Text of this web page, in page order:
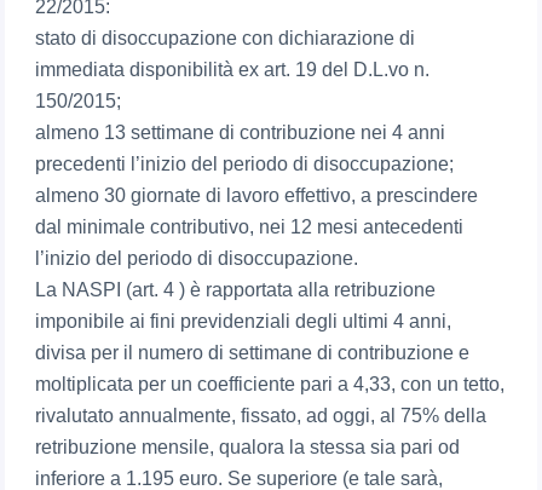
22/2015:
stato di disoccupazione con dichiarazione di
immediata disponibilità ex art. 19 del D.L.vo n.
150/2015;
almeno 13 settimane di contribuzione nei 4 anni
precedenti l’inizio del periodo di disoccupazione;
almeno 30 giornate di lavoro effettivo, a prescindere
dal minimale contributivo, nei 12 mesi antecedenti
l’inizio del periodo di disoccupazione.
La NASPI (art. 4 ) è rapportata alla retribuzione
imponibile ai fini previdenziali degli ultimi 4 anni,
divisa per il numero di settimane di contribuzione e
moltiplicata per un coefficiente pari a 4,33, con un tetto,
rivalutato annualmente, fissato, ad oggi, al 75% della
retribuzione mensile, qualora la stessa sia pari od
inferiore a 1.195 euro. Se superiore (e tale sarà,